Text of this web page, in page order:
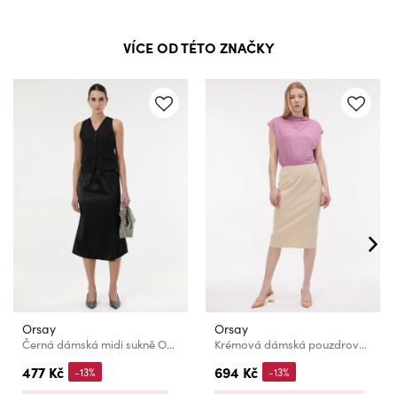
VÍCE OD TÉTO ZNAČKY
Orsay
Černá dámská midi sukně ORSAY
477 Kč -13%
Orsay
Krémová dámská pouzdrová sukně s proužkem ORSAY
694 Kč -13%